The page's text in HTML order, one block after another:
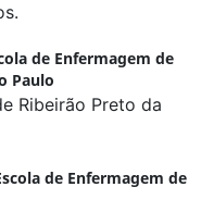
de Enfermagem de
Paulo
Ribeirão Preto da
de Enfermagem de